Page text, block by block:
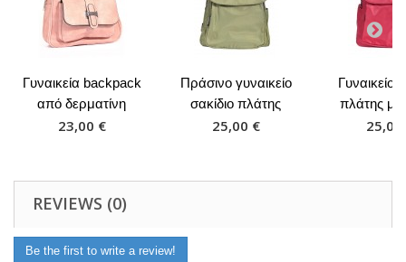
Γυναικεία backpack
από δερματίνη
23,00 €
Πράσινο γυναικείο
σακίδιο πλάτης
25,00 €
Γυναικείο
πλάτης
25,00
REVIEWS (0)
Be the first to write a review!